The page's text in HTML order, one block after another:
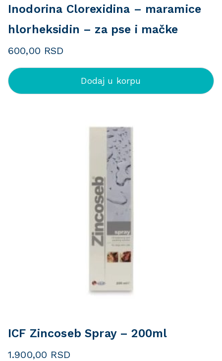
Inodorina Clorexidina – maramice
hlorheksidin – za pse i mačke
600,00 RSD
Dodaj u korpu
ICF Zincoseb Spray – 200ml
1.900,00 RSD